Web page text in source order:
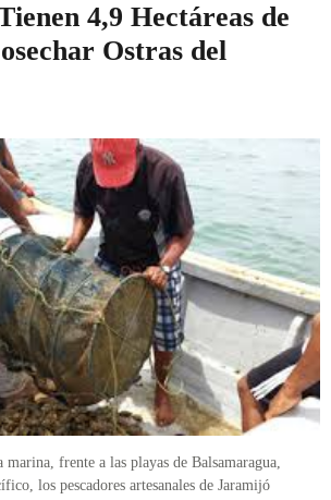
4,9 Hectáreas de
Ostras del
marina, frente a las playas de Balsamaragua,
los pescadores artesanales de Jaramijó